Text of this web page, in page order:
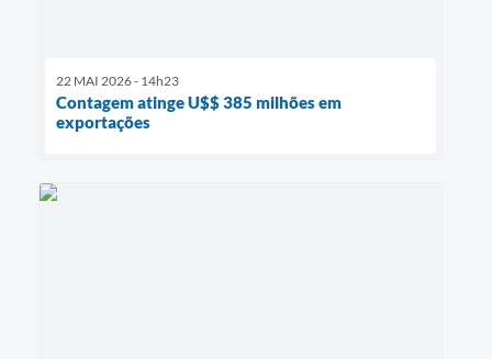
22 MAI 2026 - 14h23
Contagem atinge U$$ 385 milhões em
exportações